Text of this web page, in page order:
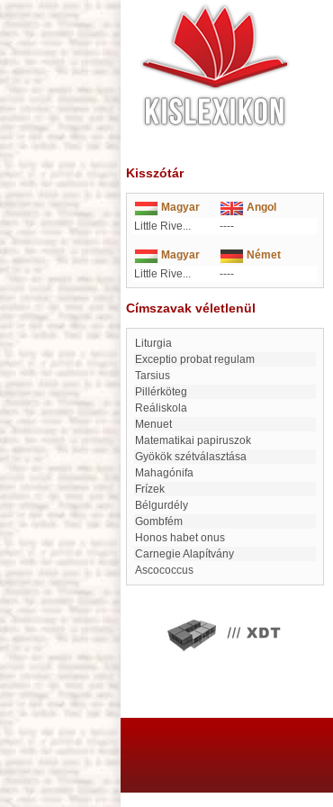
Kisszótár
Magyar
Angol
Little Rive...
----
Magyar
Német
Little Rive...
----
Címszavak véletlenül
Liturgia
exceptio probat regulam
Tarsius
pillérköteg
Reáliskola
Menuet
matematikai papiruszok
Gyökök szétválasztása
mahagónifa
Frízek
Bélgurdély
Gombfém
Honos habet onus
Carnegie Alapítvány
Ascococcus